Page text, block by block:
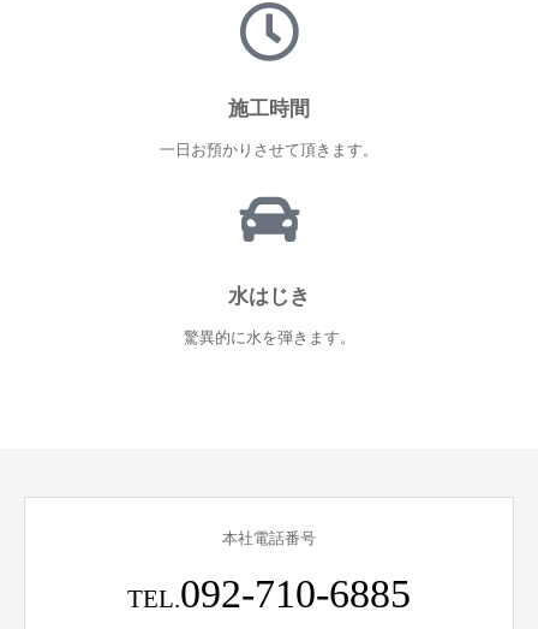
施工時間
一日お預かりさせて頂きます。
水はじき
驚異的に水を弾きます。
本社電話番号
TEL.092-710-6885